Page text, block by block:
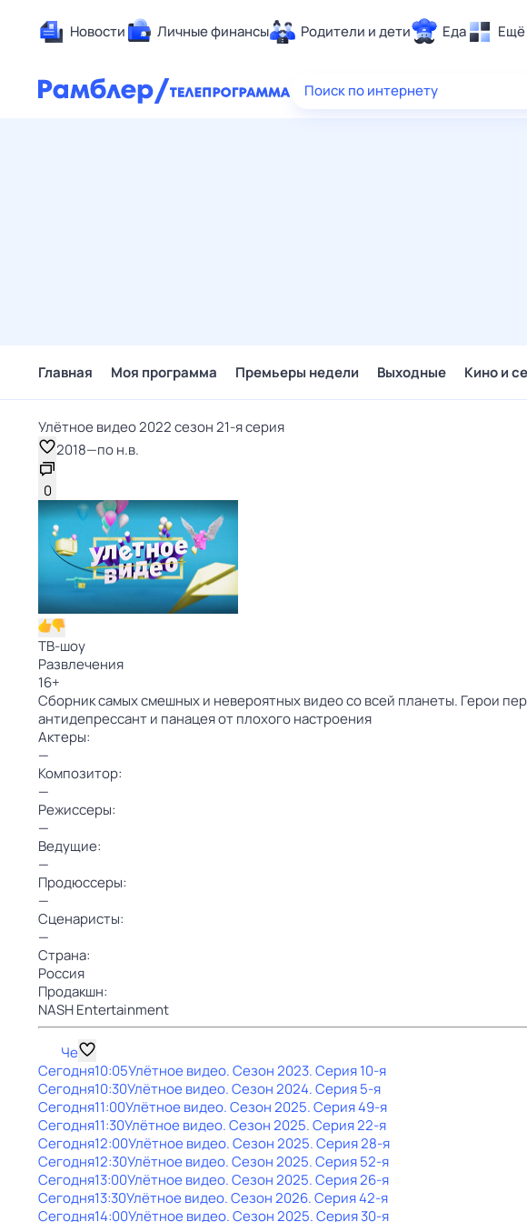
Новости Личные финансы Родители и дети Еда Ещё
Здоровье
Поиск по интернету
Главная Моя программа Премьеры недели Выходные Кино и
Улётное видео 2022 сезон 21-я серия
2018—по н.в.
0
ТВ-шоу
Развлечения
16+
Сборник самых смешных и невероятных видео со всей планеты. Герои
антидепрессант и панацея от плохого настроения
Актеры:
—
Композитор:
—
Режиссеры:
—
Ведущие:
—
Продюссеры:
—
Сценаристы:
—
Страна:
Россия
Продакшн:
NASH Entertainment
Че
Сегодня10:05Улётное видео. Сезон 2023. Серия 10-я
Сегодня10:30Улётное видео. Сезон 2024. Серия 5-я
Сегодня11:00Улётное видео. Сезон 2025. Серия 49-я
Сегодня11:30Улётное видео. Сезон 2025. Серия 22-я
Сегодня12:00Улётное видео. Сезон 2025. Серия 28-я
Сегодня12:30Улётное видео. Сезон 2025. Серия 52-я
Сегодня13:00Улётное видео. Сезон 2025. Серия 26-я
Сегодня13:30Улётное видео. Сезон 2026. Серия 42-я
Сегодня14:00Улётное видео. Сезон 2025. Серия 30-я